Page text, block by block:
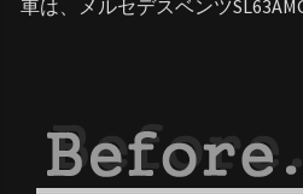
車は、メルセデスベンツ